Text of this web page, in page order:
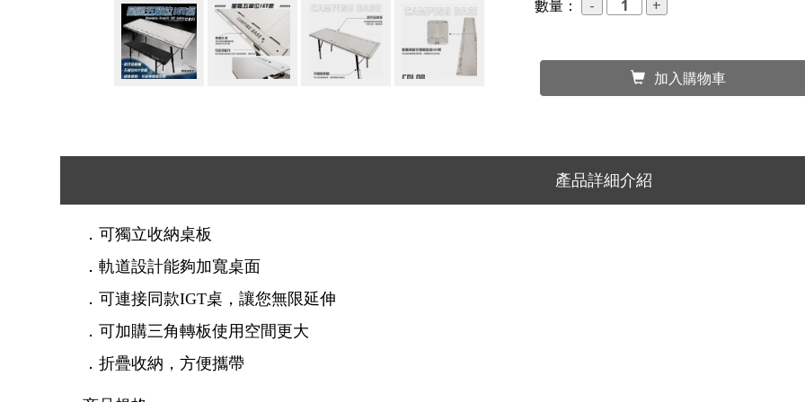
數量：
加入購物車
產品詳細介紹
．可獨立收納桌板
．軌道設計能夠加寬桌面
．可連接同款IGT桌，讓您無限延伸
．可加購三角轉板使用空間更大
．折疊收納，方便攜帶